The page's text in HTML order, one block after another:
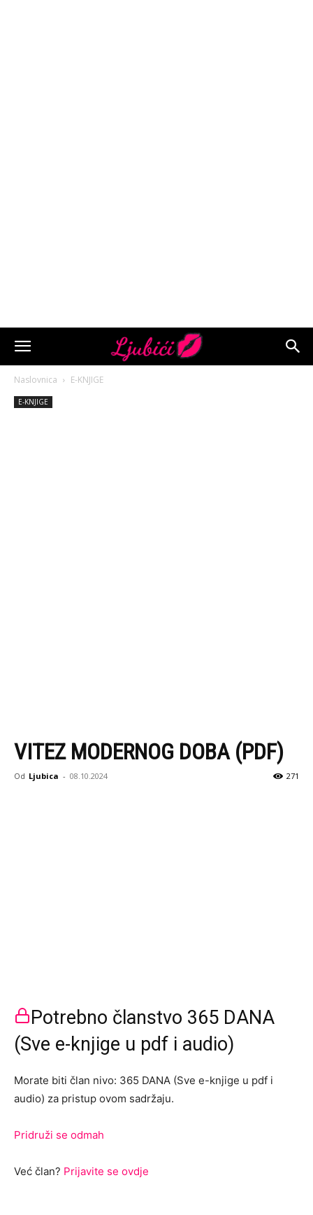
Naslovnica E-KNJIGE
E-KNJIGE
VITEZ MODERNOG DOBA (PDF)
Od Ljubica - 08.10.2024 271
Potrebno članstvo 365 DANA
(Sve e-knjige u pdf i audio)
Morate biti član nivo: 365 DANA (Sve e-knjige u pdf i
audio) za pristup ovom sadržaju.
Pridruži se odmah
Već član? Prijavite se ovdje